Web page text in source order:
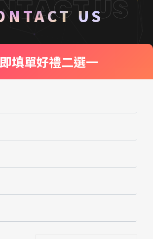
行銷專欄
US
填單好禮二選一